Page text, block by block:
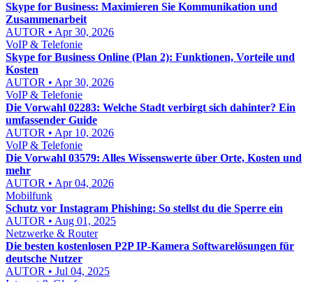
Skype for Business: Maximieren Sie Kommunikation und
Zusammenarbeit
AUTOR • Apr 30, 2026
VoIP & Telefonie
Skype for Business Online (Plan 2): Funktionen, Vorteile und
Kosten
AUTOR • Apr 30, 2026
VoIP & Telefonie
Die Vorwahl 02283: Welche Stadt verbirgt sich dahinter? Ein
umfassender Guide
AUTOR • Apr 10, 2026
VoIP & Telefonie
Die Vorwahl 03579: Alles Wissenswerte über Orte, Kosten und
mehr
AUTOR • Apr 04, 2026
Mobilfunk
Schutz vor Instagram Phishing: So stellst du die Sperre ein
AUTOR • Aug 01, 2025
Netzwerke & Router
Die besten kostenlosen P2P IP-Kamera Softwarelösungen für
deutsche Nutzer
AUTOR • Jul 04, 2025